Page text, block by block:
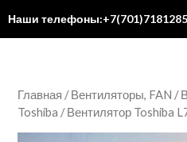
Наши
Главная /Вентиляторы, FAN /
Toshiba / Вентилятор Toshiba